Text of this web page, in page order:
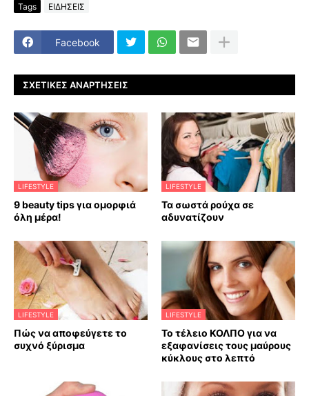
Tags ΕΙΔΗΣΕΙΣ
Facebook
ΣΧΕΤΙΚΈΣ ΑΝΑΡΤΉΣΕΙΣ
LIFESTYLE
9 beauty tips για ομορφιά
όλη μέρα!
LIFESTYLE
Τα σωστά ρούχα σε
αδυνατίζουν
LIFESTYLE
Πώς να αποφεύγετε το
συχνό ξύρισμα
LIFESTYLE
Το τέλειο ΚΟΛΠΟ για να
εξαφανίσεις τους μαύρους
κύκλους στο λεπτό